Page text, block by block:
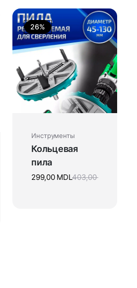
26%
Инструменты
Кольцевая
пила
403,00
299,00 MDL